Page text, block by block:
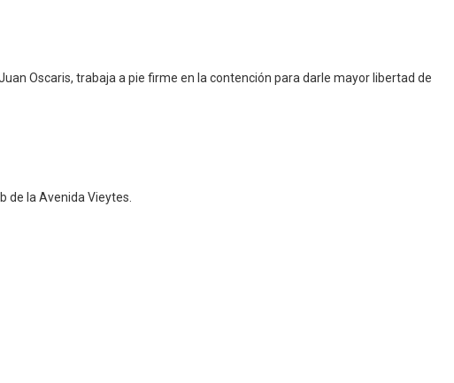
Oscaris, trabaja a pie firme en la contención para darle mayor libertad de
de la Avenida Vieytes.